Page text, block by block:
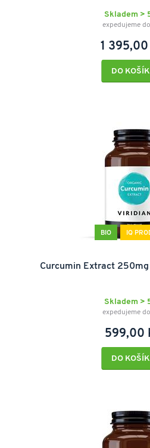
Skladem >
expedujeme
1
DO
BIO IQ
Curcumin Extract
Skladem >
expedujeme
599,00
DO